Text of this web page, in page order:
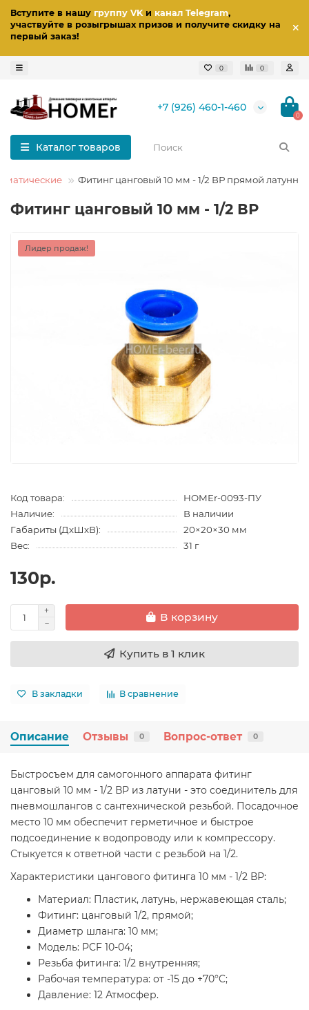
Вступите в нашу группу VKи канал Telegram,
участвуйте в розыгрышах призов и получите скидку на
первый заказ!
0 0
+7 (926) 460-1-460
0
Каталог товаров
Фитинг цанговый 10 мм - 1/2 ВР прямой
Фитинг цанговый 10 мм - 1/2 ВР
Лидер продаж!
Код товара:
HOMEr-0093-ПУ
Наличие:
В наличии
Габариты (ДхШхВ):
20×20×30 мм
Вес:
31 г
130р.
В корзину
Купить в 1 клик
В закладки В сравнение
Описание Отзывы 0 Вопрос-ответ 0
Быстросъем для самогонного аппарата фитинг
цанговый 10 мм - 1/2 ВР из латуни - это соединитель для
пневмошлангов с сантехнической резьбой. Посадочное
место 10 мм обеспечит герметичное и быстрое
подсоединение к водопроводу или к компрессору.
Стыкуется к ответной части с резьбой на 1/2.
Характеристики цангового фитинга 10 мм - 1/2 ВР:
Материал: Пластик, латунь, нержавеющая сталь;
Фитинг: цанговый 1/2, прямой;
Диаметр шланга: 10 мм;
Модель: PCF 10-04;
Резьба фитинга: 1/2 внутренняя;
Рабочая температура: от -15 до +70°C;
Давление: 12 Атмосфер.